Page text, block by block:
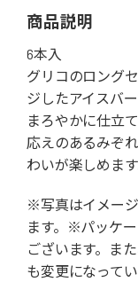
商品説明
6本入
グリコのロング
ジしたアイスバ
まろやかに仕立
応えのあるみぞ
わいが楽しめます
※写真はイメー
ます。※パッケ
ございます。ま
も変更になって